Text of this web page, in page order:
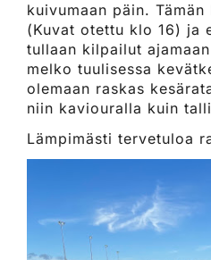
kuivumaan päin.
(Kuvat otettu klo 16) ja
tullaan kilpailut
melko tuulisessa
olemaan raskas
niin kaviouralla kuin
Lämpimästi tervetuloa